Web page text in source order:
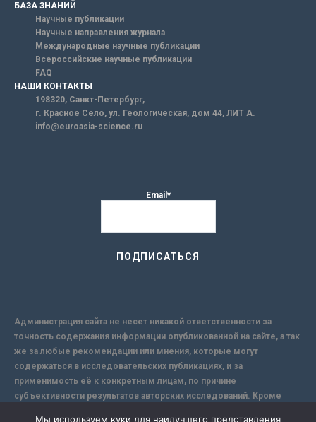
БАЗА ЗНАНИЙ
Научные публикации
Научные направления журнала
Международные научные публикации
Всероссийские научные публикации
FAQ
НАШИ КОНТАКТЫ
198320, Санкт-Петербург,
г. Красное Село, ул. Геологическая, дом 44, ЛИТ А.
info@euroasia-science.ru
Email*
Администрация сайта не несет никакой ответственности за
точность содержания информации опубликованной на сайте, а так
же за любые рекомендации или мнения, которые могут
содержаться в исследовательских публикациях, и за
применимость её к конкретным лицам, по причине
субъективности результатов авторских исследований. Кроме
Мы используем куки для наилучшего представления